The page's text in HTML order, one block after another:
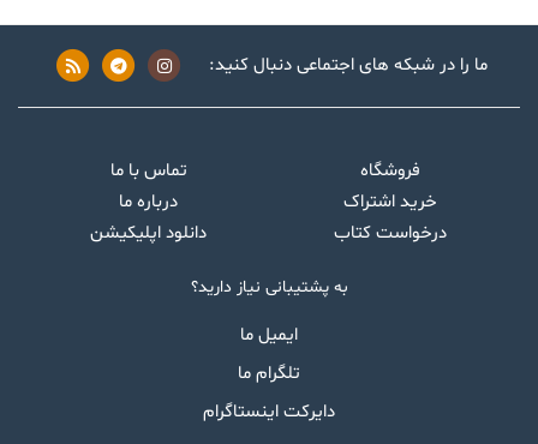
ما را در شبکه های اجتماعی دنبال کنید:
فروشگاه
خرید اشتراک
درخواست کتاب
تماس با ما
درباره ما
دانلود اپلیکیشن
به پشتیبانی نیاز دارید؟
ایمیل ما
تلگرام ما
دایرکت اینستاگرام